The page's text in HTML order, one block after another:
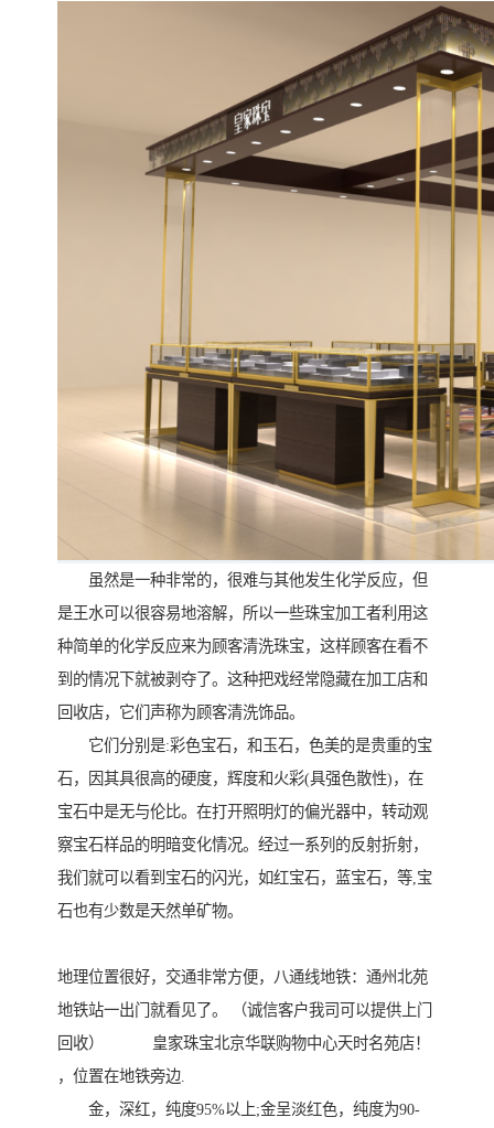
虽然是一种非常的，很难与其他发生化学反应，但
是王水可以很容易地溶解，所以一些珠宝加工者利用这
种简单的化学反应来为顾客清洗珠宝，这样顾客在看不
到的情况下就被剥夺了。这种把戏经常隐藏在加工店和
回收店，它们声称为顾客清洗饰品。
它们分别是:彩色宝石，和玉石，色美的是贵重的宝
石，因其具很高的硬度，辉度和火彩(具强色散性)，在
宝石中是无与伦比。在打开照明灯的偏光器中，转动观
察宝石样品的明暗变化情况。经过一系列的反射折射，
我们就可以看到宝石的闪光，如红宝石，蓝宝石，等,宝
石也有少数是天然单矿物。
地理位置很好，交通非常方便，八通线地铁：通州北苑
地铁站一出门就看见了。 （诚信客户我司可以提供上门
回收） 皇家珠宝北京华联购物中心天时名苑店！
，位置在地铁旁边.
金，深红，纯度95%以上;金呈淡红色，纯度为90-